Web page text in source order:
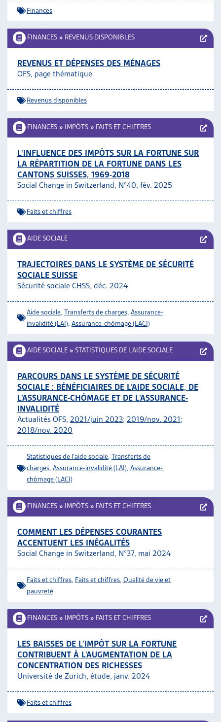
Finances
FINANCES » REVENUS DISPONIBLES
REVENUS ET DÉPENSES DES MÉNAGES
OFS, page thématique
Revenus disponibles
FINANCES » IMPÔTS » FAITS ET CHIFFRES
L’INFLUENCE DES IMPÔTS SUR LA FORTUNE SUR
LA RÉPARTITION DE LA FORTUNE DANS LES
CANTONS SUISSES, 1969-2018
Social Change in Switzerland, N°40, fév. 2025
Faits et chiffres
AIDE SOCIALE
TRAJECTOIRES DANS LE SYSTÈME DE SÉCURITÉ
SOCIALE SUISSE
Sécurité sociale CHSS, déc. 2024
Aide sociale Transferts de charges Assurance-
invalidité (LAI) Assurance-chômage (LACI)
AIDE SOCIALE » STATISTIQUES DE L’AIDE SOCIALE
PARCOURS DANS LE SYSTÈME DE SÉCURITÉ
SOCIALE : BÉNÉFICIAIRES DE L’AIDE SOCIALE, DE
L’ASSURANCE-CHÔMAGE ET DE L’ASSURANCE-
INVALIDITÉ
Actualités OFS, 2021/juin 2023; 2019/nov. 2021;
2018/nov. 2020
Statistiques de l'aide sociale Transferts de
charges Assurance-invalidité (LAI) Assurance-
chômage (LACI)
FINANCES » IMPÔTS » FAITS ET CHIFFRES
COMMENT LES DÉPENSES COURANTES
ACCENTUENT LES INÉGALITÉS
Social Change in Switzerland, N°37, mai 2024
Faits et chiffres Faits et chiffres Qualité de vie et
pauvreté
FINANCES » IMPÔTS » FAITS ET CHIFFRES
LES BAISSES DE L’IMPÔT SUR LA FORTUNE
CONTRIBUENT À L’AUGMENTATION DE LA
CONCENTRATION DES RICHESSES
Université de Zurich, étude, janv. 2024
Faits et chiffres